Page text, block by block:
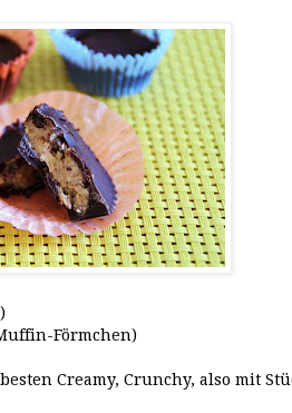
Förmchen)
Creamy, Crunchy, also mit